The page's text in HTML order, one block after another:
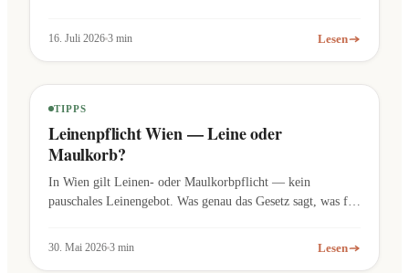
16. Juli 2026 3 min Lesen
TIPPS
Leinenpflicht Wien — Leine oder
Maulkorb?
In Wien gilt Leinen- oder Maulkorbpflicht — kein
pauschales Leinengebot. Was genau das Gesetz sagt, was für
30. Mai 2026 3 min Lesen